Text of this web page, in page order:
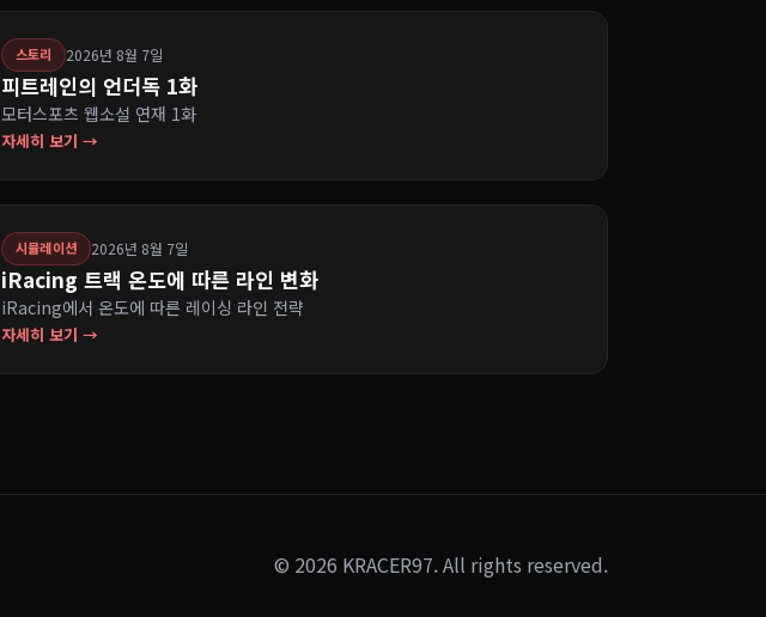
스토리 2026년 8월 7일
피트레인의 언더독 1화
모터스포츠 웹소설 연재 1화
자세히 보기 →
시뮬레이션 2026년 8월 7일
iRacing 트랙 온도에 따른 라인 변화
iRacing에서 온도에 따른 레이싱 라인 전략
자세히 보기 →
© 2026 KRACER97. All rights reserved.